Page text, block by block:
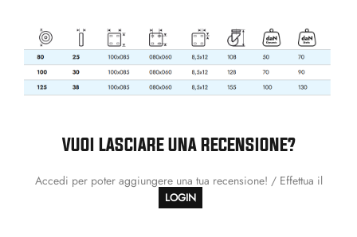
VUOI LASCIARE UNA RECENSIONE?
Accedi per poter aggiungere una tua recensione! / Effettua il
LOGIN